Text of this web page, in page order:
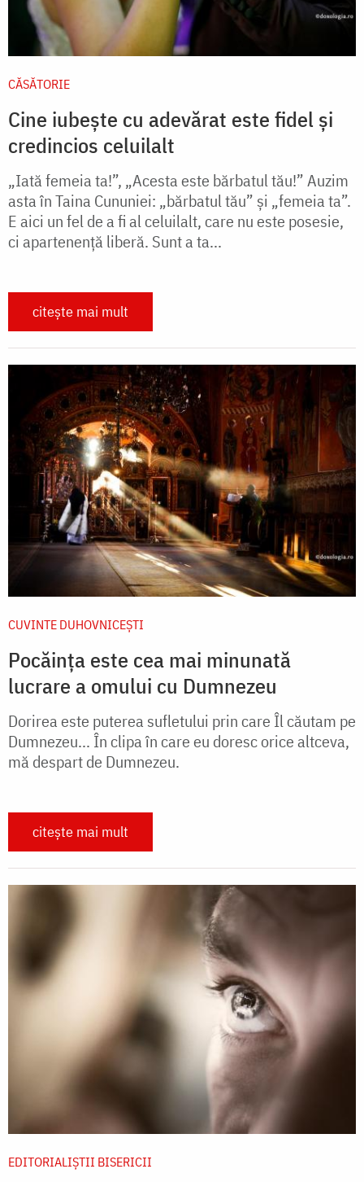
CĂSĂTORIE
Cine iubește cu adevărat este fidel și
credincios celuilalt
„Iată femeia ta!”, „Acesta este bărbatul tău!” Auzim
asta în Taina Cununiei: „bărbatul tău” și „femeia ta”.
E aici un fel de a fi al celuilalt, care nu este posesie,
ci apartenență liberă. Sunt a ta...
citește mai mult
CUVINTE DUHOVNICEȘTI
Pocăința este cea mai minunată
lucrare a omului cu Dumnezeu
Dorirea este puterea sufletului prin care Îl căutam pe
Dumnezeu... În clipa în care eu doresc orice altceva,
mă despart de Dumnezeu.
citește mai mult
EDITORIALIȘTII BISERICII